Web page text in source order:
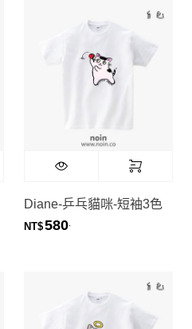
Diane-乒乓貓咪-短袖3色
NT$580